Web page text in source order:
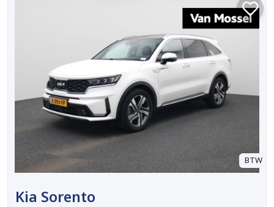
BTW
Kia Sorento